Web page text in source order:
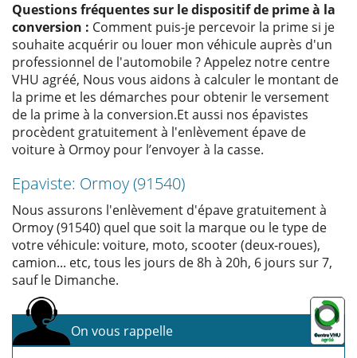
Questions fréquentes sur le dispositif de prime à la
conversion : Comment puis-je percevoir la prime si je
souhaite acquérir ou louer mon véhicule auprès d'un
professionnel de l'automobile ? Appelez notre centre
VHU agréé, Nous vous aidons à calculer le montant de
la prime et les démarches pour obtenir le versement
de la prime à la conversion.Et aussi nos épavistes
procèdent gratuitement à l'enlèvement épave de
voiture à Ormoy pour l’envoyer à la casse.
Epaviste: Ormoy (91540)
Nous assurons l'enlèvement d'épave gratuitement à
Ormoy (91540) quel que soit la marque ou le type de
votre véhicule: voiture, moto, scooter (deux-roues),
camion... etc, tous les jours de 8h à 20h, 6 jours sur 7,
sauf le Dimanche.
On vous rappelle